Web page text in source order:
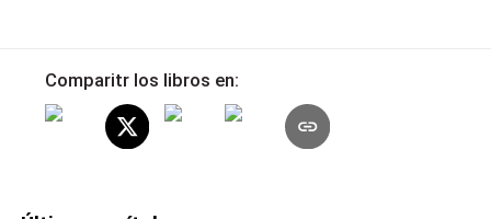
Comparitr los libros en: